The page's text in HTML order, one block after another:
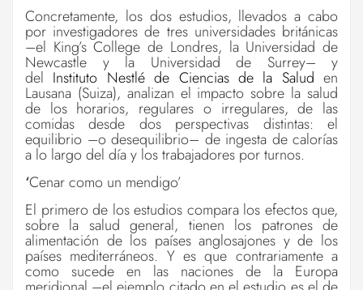
Concretamente, los dos estudios, llevados a cabo
por investigadores de tres universidades británicas
–el King’s College de Londres, la Universidad de
Newcastle y la Universidad de Surrey– y
del Instituto Nestlé de Ciencias de la Salud en
Lausana (Suiza), analizan el impacto sobre la salud
de los horarios, regulares o irregulares, de las
comidas desde dos perspectivas distintas: el
equilibrio –o desequilibrio– de ingesta de calorías
a lo largo del día y los trabajadores por turnos.
‘Cenar como un mendigo’
El primero de los estudios compara los efectos que,
sobre la salud general, tienen los patrones de
alimentación de los países anglosajones y de los
países mediterráneos. Y es que contrariamente a
como sucede en las naciones de la Europa